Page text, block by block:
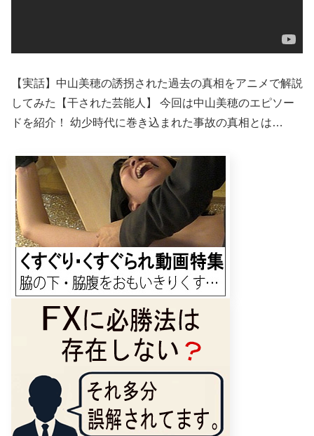
【実話】中山美穂の誘拐された過去の真相をアニメで解説
してみた【干された芸能人】 今回は中山美穂のエピソー
ドを紹介！ 幼少時代に巻き込まれた事故の真相とは…